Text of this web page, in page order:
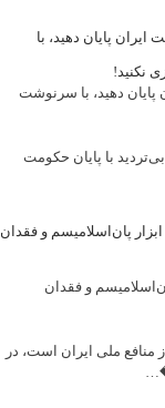
ایران پایان دهید، با
نکنید!
پایان دهید، با سرنوشت
بی‌تردید با پایان حکومت
ابزار پان‌اسلامیسم و فقدان
و فقدان
منافع ملی ایران است، در